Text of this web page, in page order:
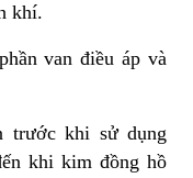
khí.
van điều áp và
trước khi sử dụng
khi kim đồng hồ